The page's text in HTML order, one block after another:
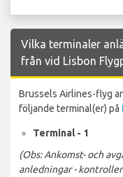
Vilka terminaler
från vid Lisbon
Brussels Airlines-flyg
följande terminal(er) på
Terminal - 1
(Obs: Ankomst- och
anledningar -